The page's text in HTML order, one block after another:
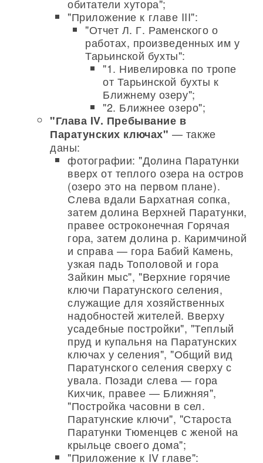
обитатели хутора";
"Приложение к главе III":
"Отчет Л. Г. Раменского о
работах, произведенных им у
Тарьинской бухты":
"1. Нивелировка по тропе
от Тарьинской бухты к
Ближнему озеру";
"2. Ближнее озеро";
"Глава IV. Пребывание в
Паратунских ключах" — также
даны:
фотографии: "Долина Паратунки
вверх от теплого озера на остров
(озеро это на первом плане).
Слева вдали Бархатная сопка,
затем долина Верхней Паратунки,
правее остроконечная Горячая
гора, затем долина р. Каримчиной
и справа — гора Бабий Камень,
узкая падь Тополовой и гора
Зайкин мыс", "Верхние горячие
ключи Паратунского селения,
служащие для хозяйственных
надобностей жителей. Вверху
усадебные постройки", "Теплый
пруд и купальня на Паратунских
ключах у селения", "Общий вид
Паратунского селения сверху с
увала. Позади слева — гора
Кихчик, правее — Ближняя",
"Постройка часовни в сел.
Паратунские ключи", "Староста
Паратунки Тюменцев с женой на
крыльце своего дома";
"Приложение к IV главе":